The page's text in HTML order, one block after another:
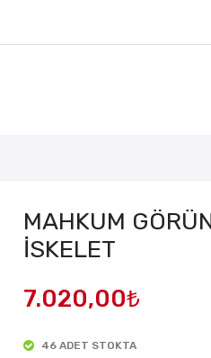
MAHKUM
İSKELET
7.020,00₺
46 ADET STOKTA